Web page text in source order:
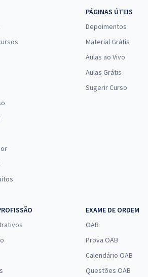
PÁGINAS ÚTEIS
Depoimentos
Material Grátis
Aulas ao Vivo
Aulas Grátis
Sugerir Curso
EXAME DE ORDEM
OAB
Prova OAB
Calendário OAB
Questões OAB